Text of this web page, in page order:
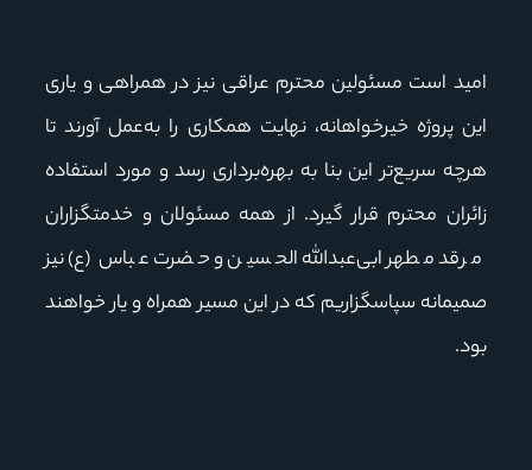
امید است مسئولین محترم عراقی نیز در همراهی و یاری
این پروژه خیرخواهانه، نهایت همکاری را به‌عمل آورند تا
هرچه سریع‌تر این بنا به بهره‌برداری رسد و مورد استفاده
زائران محترم قرار گیرد. از همه مسئولان و خدمتگزاران
مرقد مطهر ابی‌عبدالله الحسین و حضرت عباس (ع) نیز
صمیمانه سپاسگزاریم که در این مسیر همراه و یار خواهند
بود.